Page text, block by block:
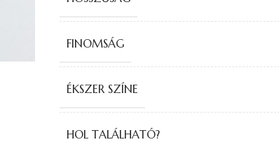
FINOMSÁG
ÉKSZER SZÍNE
HOL TALÁLHATÓ?